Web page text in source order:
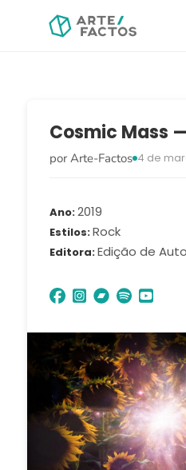
Cosmic Mass
por Arte-Factos 4 de
Ano 2019
Estilos Rock
Editora Edição de